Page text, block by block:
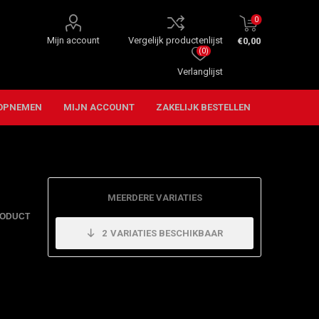
Mijn account Vergelijk productenlijst
Verlanglijst
(0)
0
€0,00
MIJN ACCOUNT ZAKELIJK BESTELLEN
MEERDERE VARIATIES
2 VARIATIES BESCHIKBAAR